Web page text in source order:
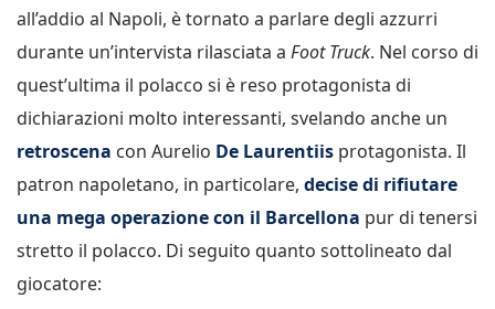
all’addio al Napoli, è tornato a parlare degli azzurri
durante un’intervista rilasciata a Foot Truck. Nel corso di
quest’ultima il polacco si è reso protagonista di
dichiarazioni molto interessanti, svelando anche un
retroscena con Aurelio De Laurentiis protagonista. Il
patron napoletano, in particolare, decise di rifiutare
una mega operazione con il Barcellona pur di tenersi
stretto il polacco. Di seguito quanto sottolineato dal
giocatore: